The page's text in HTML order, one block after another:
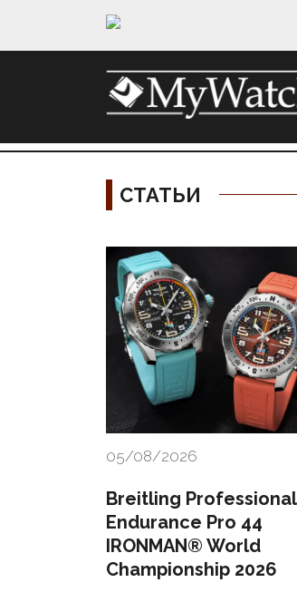
СТАТЬИ
Материалы
05/08/2026
Breitling Professional
Endurance Pro 44
IRONMAN® World
Championship 2026